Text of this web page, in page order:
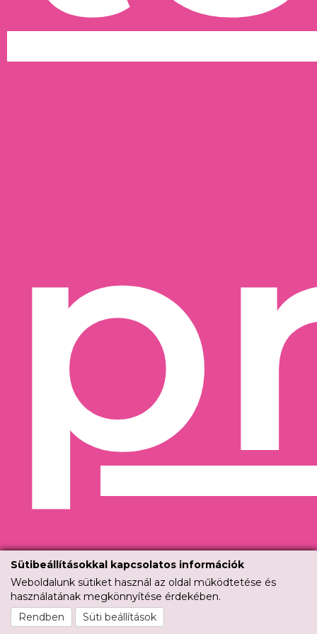
Sütibeállításokkal kapcsolatos információk
Weboldalunk sütiket használ az oldal működtetése és
használatának megkönnyítése érdekében.
Rendben
Süti beállítások